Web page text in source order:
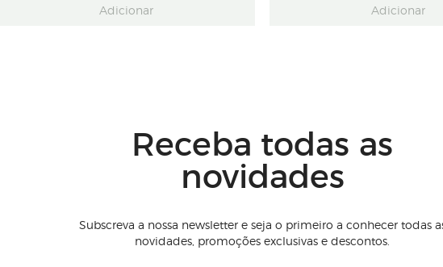
Adicionar Adicionar
Receba todas as
novidades
Subscreva a nossa newsletter e seja o primeiro a conhecer todas
novidades, promoções exclusivas e descontos.